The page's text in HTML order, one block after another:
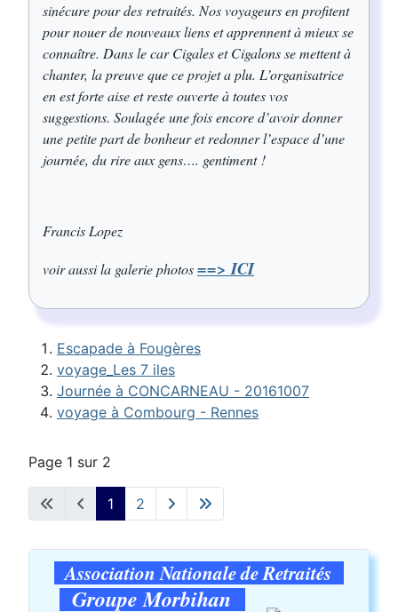
sinécure pour des retraités. Nos voyageurs en profitent
pour nouer de nouveaux liens et apprennent à mieux se
connaître. Dans le car Cigales et Cigalons se mettent à
chanter, la preuve que ce projet a plu. L’organisatrice
en est forte aise et reste ouverte à toutes vos
suggestions. Soulagée une fois encore d’avoir donner
une petite part de bonheur et redonner l’espace d’une
journée, du rire aux gens…. gentiment !
Francis Lopez
voir aussi la galerie photos==> ICI
Escapade à Fougères
voyage_Les 7 iles
Journée à CONCARNEAU - 20161007
voyage à Combourg - Rennes
Page 1 sur 2
1 2
Association Nationale de Retraités
Groupe Morbihan